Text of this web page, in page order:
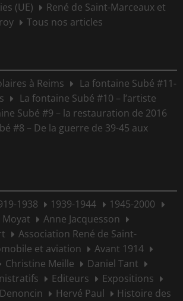
(UE)
René de Saint-Marceaux et
Tous nos articles
à Reims
La fontaine Subé #11-
La fontaine Subé #10 – l’artiste
Subé #9 – la restauration de 2016
#8 – De la guerre de 39-45 aux
1938 1939-1944
1945-2000
Moyat
Anne Jacquesson
Association René de Saint-
et aviation
Avant 1914
Christine Meille
Daniel Tant
Editeurs
Expositions
Hervé Paul
Histoire des